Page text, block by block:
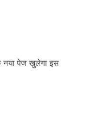
पेज खुलेगा इस